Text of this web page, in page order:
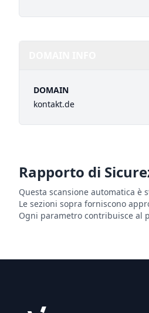
DOMAIN
kontakt.de
Rapporto di
Questa scansione automatica è
Le sezioni sopra forniscono
Ogni parametro contribuisce al